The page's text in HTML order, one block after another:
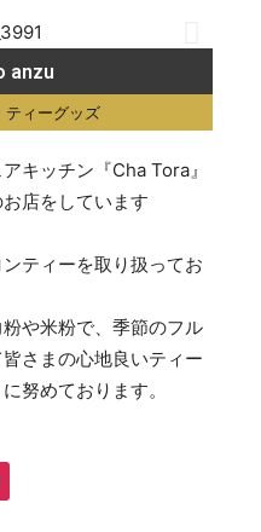
anzu
ティーグッズ
キッチン『Cha Tora』
店をしています
ティーを取り扱ってお
や米粉で、季節のフル
さまの心地良いティー
努めております。